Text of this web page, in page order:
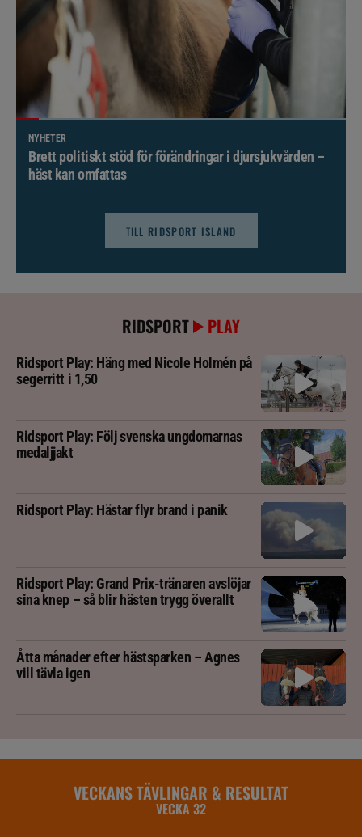
NYHETER
Brett politiskt stöd för förändringar i djursjukvården –
häst kan omfattas
TILL RIDSPORT ISLAND
RIDSPORT PLAY
Ridsport Play: Häng med Nicole Holmén på
segerritt i 1,50
Ridsport Play: Följ svenska ungdomarnas
medaljjakt
Ridsport Play: Hästar flyr brand i panik
Ridsport Play: Grand Prix-tränaren avslöjar
sina knep – så blir hästen trygg överallt
Åtta månader efter hästsparken – Agnes
vill tävla igen
VECKANS TÄVLINGAR & RESULTAT
VECKA 32